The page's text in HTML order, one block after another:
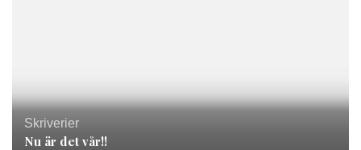
Skriverier
Nu är det vår!!